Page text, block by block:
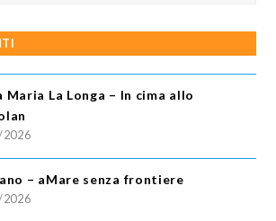
Maria La Longa – In cima allo
– aMare senza frontiere